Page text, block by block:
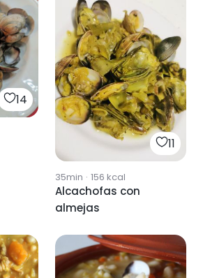
14
11
35min · 156 kcal
Alcachofas con
almejas